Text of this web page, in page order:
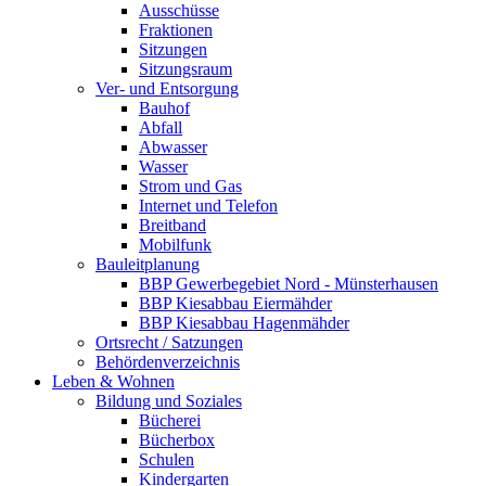
Ausschüsse
Fraktionen
Sitzungen
Sitzungsraum
Ver- und Entsorgung
Bauhof
Abfall
Abwasser
Wasser
Strom und Gas
Internet und Telefon
Breitband
Mobilfunk
Bauleitplanung
BBP Gewerbegebiet Nord - Münsterhausen
BBP Kiesabbau Eiermähder
BBP Kiesabbau Hagenmähder
Ortsrecht / Satzungen
Behördenverzeichnis
Leben & Wohnen
Bildung und Soziales
Bücherei
Bücherbox
Schulen
Kindergarten